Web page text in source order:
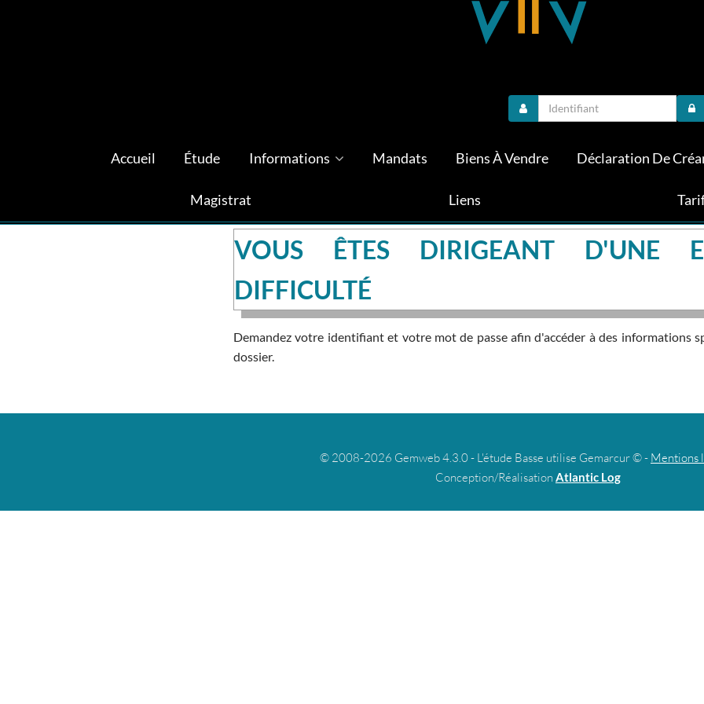
Accueil Étude Informations Mandats Biens À Vendre Déclaration De
Magistrat Liens
VOUS ÊTES DIRIGEANT D'UNE
DIFFICULTÉ
Demandez votre identifiant et votre mot de passe afin d'accéder à des informations
dossier.
© 2008-2026 Gemweb 4.3.0 - L'étude Basse utilise Gemarcur © - Mentions
Conception/Réalisation Atlantic Log